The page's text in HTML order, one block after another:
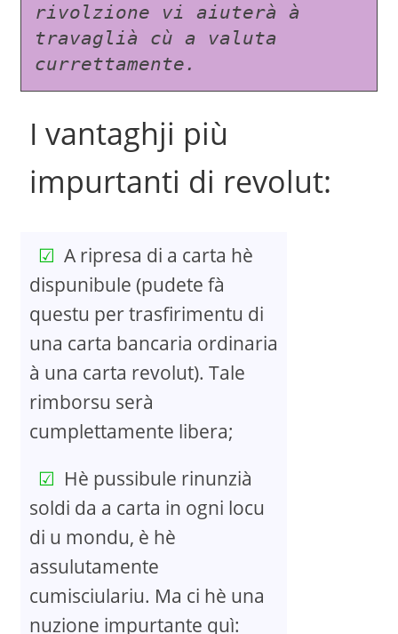
rivolzione vi aiuterà à
travaglià cù a valuta
currettamente.
I vantaghji più
impurtanti di revolut:
A ripresa di a carta hè
dispunibule (pudete fà
questu per trasfirimentu di
una carta bancaria ordinaria
à una carta revolut). Tale
rimborsu serà
cumplettamente libera;
Hè pussibule rinunzià
soldi da a carta in ogni locu
di u mondu, è hè
assulutamente
cumisciulariu. Ma ci hè una
nuzione impurtante quì: